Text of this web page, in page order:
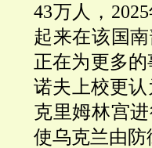
43万人，
起来在该国
正在为更多
诺夫上校更
克里姆林宫
使乌克兰由